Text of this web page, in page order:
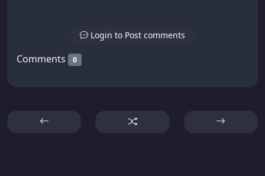
Login to Post comments
Comments 0